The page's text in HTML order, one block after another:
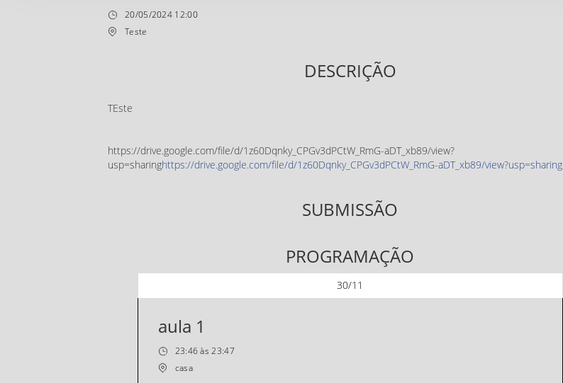
20/05/2024 12:00
Teste
DESCRIÇÃO
TEste
https://drive.google.com/file/d/1z60Dqnky_CPGv3dPCtW_RmG-aDT_xb89/view?
usp=sharinghttps://drive.google.com/file/d/1z60Dqnky_CPGv3dPCtW_RmG-aDT_xb89/view?usp=sharing
SUBMISSÃO
PROGRAMAÇÃO
30/11
aula 1
23:46 às 23:47
casa